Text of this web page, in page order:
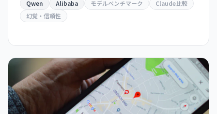
りのコスト効率も悪化し、実用性を疑問視する声
も。
Qwen Alibaba モデルベンチマーク
Claude比較
幻覚・信頼性